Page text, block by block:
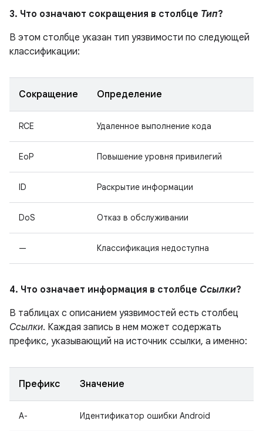
3. Что означают сокращения в столбце Тип?
В этом столбце указан тип уязвимости по следующей
классификации:
Сокращение Определение
RCE Удаленное выполнение кода
EoP Повышение уровня привилегий
ID Раскрытие информации
DoS Отказ в обслуживании
— Классификация недоступна
4. Что означает информация в столбце Ссылки?
В таблицах с описанием уязвимостей есть столбец
Ссылки. Каждая запись в нем может содержать
префикс, указывающий на источник ссылки, а именно:
Префикс Значение
A- Идентификатор ошибки Android